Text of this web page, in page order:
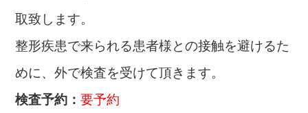
取致します。
整形疾患で来られる患者様との接触を避けるた
めに、外で検査を受けて頂きます。
検査予約：要予約